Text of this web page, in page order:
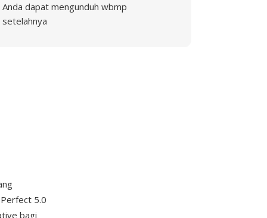
Anda dapat mengunduh wbmp
setelahnya
5.0
bagi